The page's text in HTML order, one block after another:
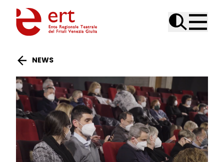
Skip to content
NEWS